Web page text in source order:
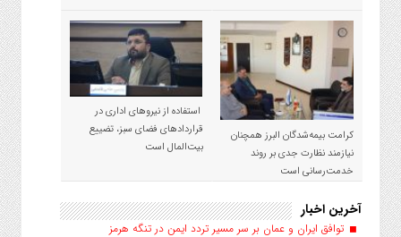
کرامت بیمه‌شدگان البرز همچنان
نیازمند نظارت جدی بر روند
خدمت‌رسانی است
استفاده از نیروهای اداری در
قراردادهای فضای سبز، تضییع
بیت‌المال است
آخرین اخبار
توافق ایران و عمان بر سر مسیر تردد ایمن در تنگه هرمز